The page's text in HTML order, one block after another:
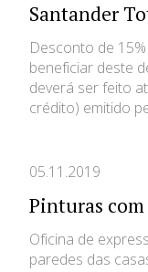
Santander
Desconto de
beneficiar deste
deverá ser feito
crédito) emitido
05.11.2019
Pinturas
Oficina de
paredes das